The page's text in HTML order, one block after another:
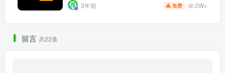
3年前 免费 2W+
留言 共22条